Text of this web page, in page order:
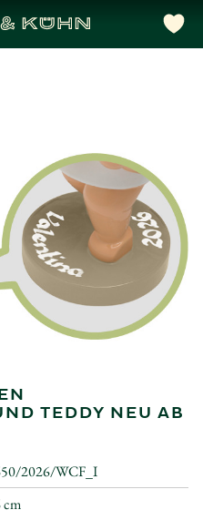
TEDDY NEU AB
2026/WCF_I
cm